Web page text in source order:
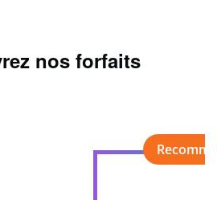
nos forfaits